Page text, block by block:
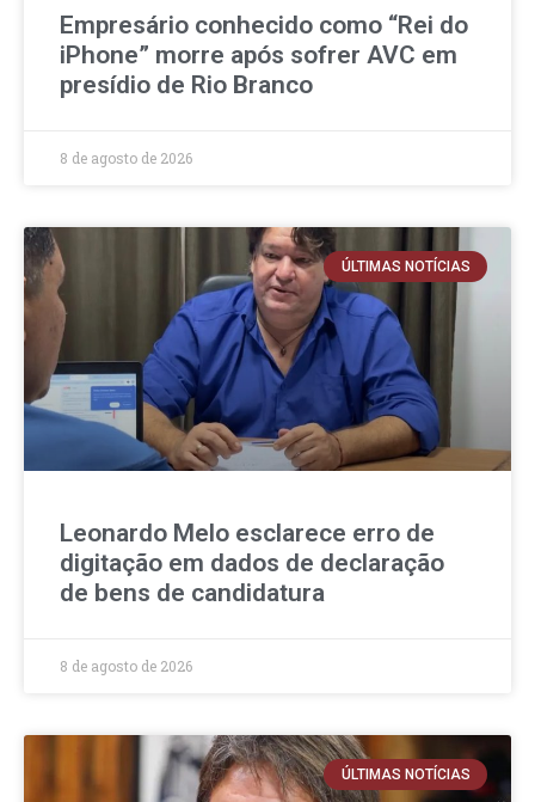
Empresário conhecido como “Rei do
iPhone” morre após sofrer AVC em
presídio de Rio Branco
8 de agosto de 2026
ÚLTIMAS NOTÍCIAS
Leonardo Melo esclarece erro de
digitação em dados de declaração
de bens de candidatura
8 de agosto de 2026
ÚLTIMAS NOTÍCIAS